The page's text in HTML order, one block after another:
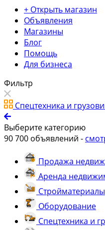
+ Открыть магазин
Объявления
Магазины
Блог
Помощь
Для бизнеса
Фильтр
Спецтехника и
Выберите категорию
90 700 объявлений -
Продажа
Аренда
Стройматериалы
Оборудование
Спецтехника и